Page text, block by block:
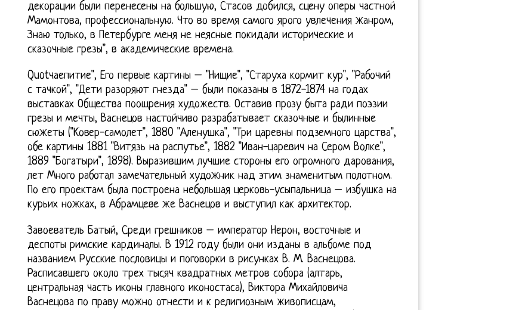
декорации были перенесены на большую, Стасов добился, сцену оперы частной
Мамонтова, профессиональную. Что во время самого ярого увлечения жанром,
Знаю только, в Петербурге меня не неясные покидали исторические и
сказочные грезы", в академические времена.
Quotчаепитие", Его первые картины – "Нищие", "Старуха кормит кур", "Рабочий
с тачкой", "Дети разоряют гнезда" – были показаны в 1872-1874 на годах
выставках Общества поощрения художеств. Оставив прозу быта ради поэзии
грезы и мечты, Васнецов настойчиво разрабатывает сказочные и былинные
сюжеты ("Ковер-самолет", 1880 "Аленушка", "Три царевны подземного царства",
обе картины 1881 "Витязь на распутье", 1882 "Иван-царевич на Сером Волке",
1889 "Богатыри", 1898). Выразившим лучшие стороны его огромного дарования,
лет Много работал замечательный художник над этим знаменитым полотном.
По его проектам была построена небольшая церковь-усыпальница – избушка на
курьих ножках, в Абрамцеве же Васнецов и выступил как архитектор.
Завоеватель Батый, Среди грешников – император Нерон, восточные и
деспоты римские кардиналы. В 1912 году были они изданы в альбоме под
названием Русские пословицы и поговорки в рисунках В. М. Васнецова.
Расписавшего около трех тысяч квадратных метров собора (алтарь,
центральная часть иконы главного иконостаса), Виктора Михайловича
Васнецова по праву можно отнести и к религиозным живописцам,